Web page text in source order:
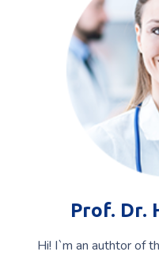
Prof. Dr.
Hi! I`m an authtor of